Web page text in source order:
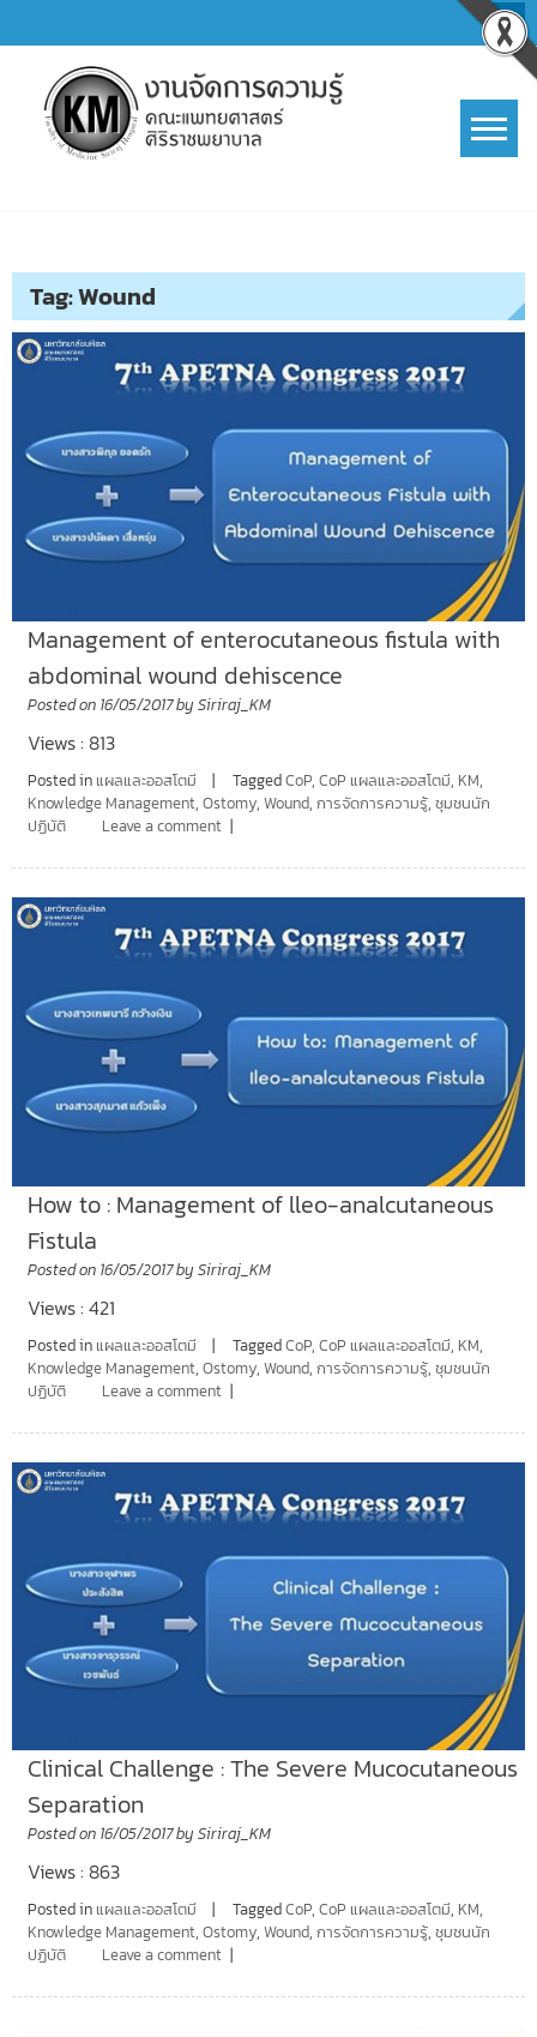
to
content
Tag:Wound
Management of enterocutaneous fistula with
abdominal wound dehiscence
Posted on 16/05/2017by Siriraj_KM
Views : 813
Posted in แผลและออสโตมี TaggedCoP, CoP แผลและออสโตมี, KM,
Knowledge Management, Ostomy, Wound, การจัดการความรู้, ชุมชนนัก
ปฏิบัติ
Leave a comment
How to : Management of lleo-analcutaneous
Fistula
Posted on 16/05/2017by Siriraj_KM
Views : 421
Posted in แผลและออสโตมี TaggedCoP, CoP แผลและออสโตมี, KM,
Knowledge Management, Ostomy, Wound, การจัดการความรู้, ชุมชนนัก
ปฏิบัติ
Leave a comment
Clinical Challenge : The Severe Mucocutaneous
Separation
Posted on 16/05/2017by Siriraj_KM
Views : 863
Posted in แผลและออสโตมี TaggedCoP, CoP แผลและออสโตมี, KM,
Knowledge Management, Ostomy, Wound, การจัดการความรู้, ชุมชนนัก
ปฏิบัติ
Leave a comment